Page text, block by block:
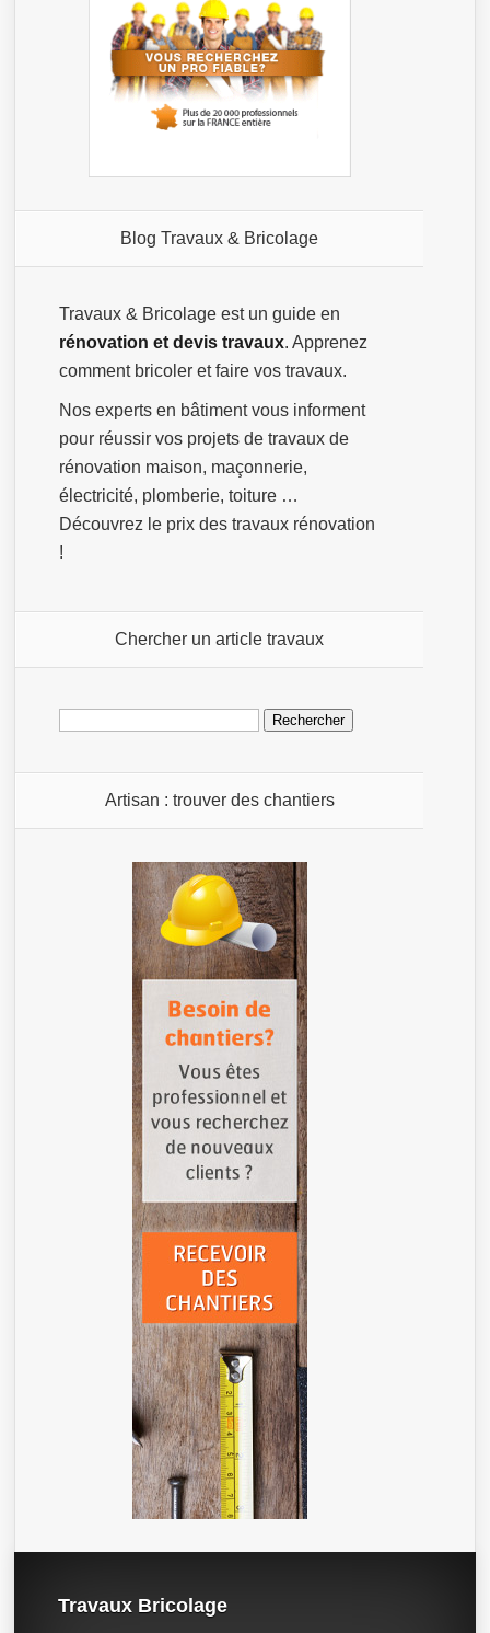
Blog Travaux & Bricolage
Travaux & Bricolage est un guide en
rénovation et devis travaux. Apprenez
comment bricoler et faire vos travaux.
Nos experts en bâtiment vous informent
pour réussir vos projets de travaux de
rénovation maison, maçonnerie,
électricité, plomberie, toiture …
Découvrez le prix des travaux rénovation
!
Chercher un article travaux
Rechercher :
Artisan : trouver des chantiers
Travaux Bricolage